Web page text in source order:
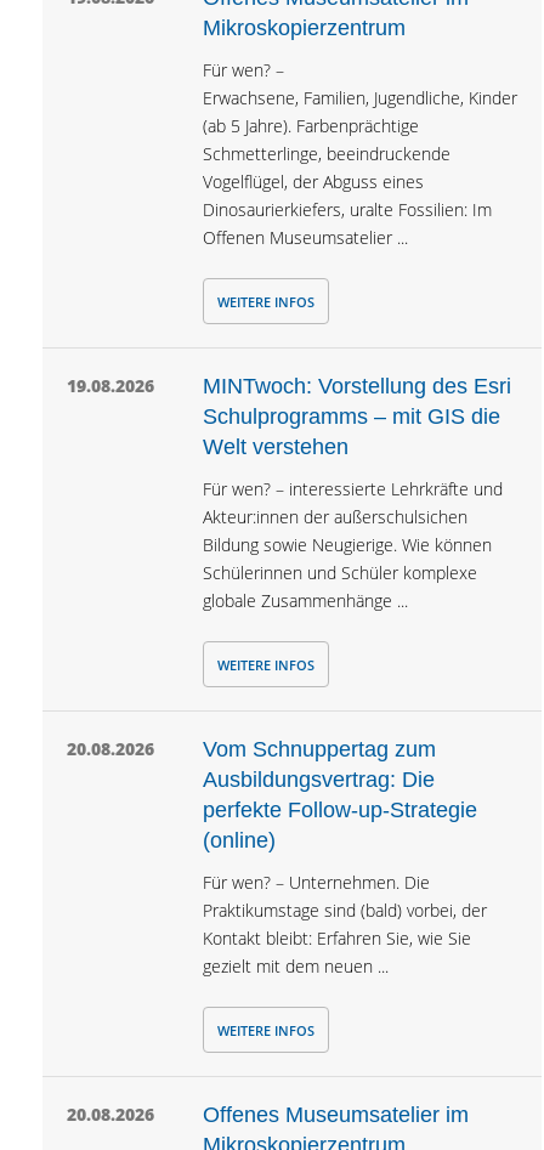
Mikroskopierzentrum
Für wen? –
Erwachsene, Familien, Jugendliche, Kinder
(ab 5 Jahre). Farbenprächtige
Schmetterlinge, beeindruckende
Vogelflügel, der Abguss eines
Dinosaurierkiefers, uralte Fossilien: Im
Offenen Museumsatelier ...
WEITERE INFOS
19.08.2026
MINTwoch: Vorstellung des Esri
Schulprogramms – mit GIS die
Welt verstehen
Für wen? – interessierte Lehrkräfte und
Akteur:innen der außerschulsichen
Bildung sowie Neugierige. Wie können
Schülerinnen und Schüler komplexe
globale Zusammenhänge ...
WEITERE INFOS
20.08.2026
Vom Schnuppertag zum
Ausbildungsvertrag: Die
perfekte Follow-up-Strategie
(online)
Für wen? – Unternehmen. Die
Praktikumstage sind (bald) vorbei, der
Kontakt bleibt: Erfahren Sie, wie Sie
gezielt mit dem neuen ...
WEITERE INFOS
20.08.2026
Offenes Museumsatelier im